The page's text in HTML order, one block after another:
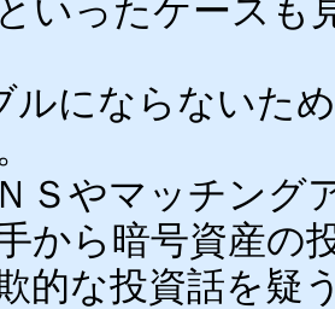
いったケースも
ルにならないた
やマッチング
から暗号資産の
的な投資話を疑